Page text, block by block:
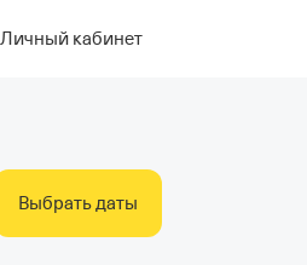
Личный кабинет
Выбрать даты